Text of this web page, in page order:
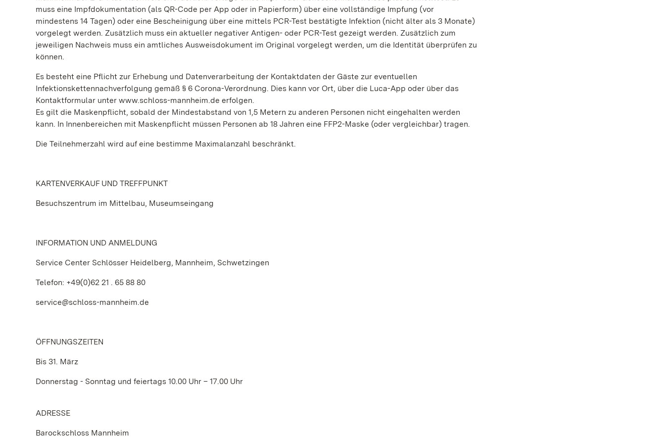
muss eine Impfdokumentation (als QR-Code per App oder in Papierform) über eine vollständige Impfung (vor
mindestens 14 Tagen) oder eine Bescheinigung über eine mittels PCR-Test bestätigte Infektion (nicht älter als 3 Monate)
vorgelegt werden. Zusätzlich muss ein aktueller negativer Antigen- oder PCR-Test gezeigt werden. Zusätzlich zum
jeweiligen Nachweis muss ein amtliches Ausweisdokument im Original vorgelegt werden, um die Identität überprüfen zu
können.
Es besteht eine Pflicht zur Erhebung und Datenverarbeitung der Kontaktdaten der Gäste zur eventuellen
Infektionskettennachverfolgung gemäß § 6 Corona-Verordnung. Dies kann vor Ort, über die Luca-App oder über das
Kontaktformular unter www.schloss-mannheim.de erfolgen.
Es gilt die Maskenpflicht, sobald der Mindestabstand von 1,5 Metern zu anderen Personen nicht eingehalten werden
kann. In Innenbereichen mit Maskenpflicht müssen Personen ab 18 Jahren eine FFP2-Maske (oder vergleichbar) tragen.
Die Teilnehmerzahl wird auf eine bestimme Maximalanzahl beschränkt.
KARTENVERKAUF UND TREFFPUNKT
Besuchszentrum im Mittelbau, Museumseingang
INFORMATION UND ANMELDUNG
Service Center Schlösser Heidelberg, Mannheim, Schwetzingen
Telefon: +49(0)62 21 . 65 88 80
service@schloss-mannheim.de
ÖFFNUNGSZEITEN
Bis 31. März
Donnerstag - Sonntag und feiertags 10.00 Uhr – 17.00 Uhr
ADRESSE
Barockschloss Mannheim